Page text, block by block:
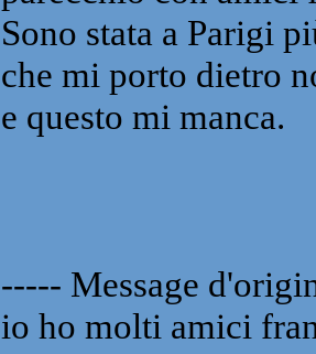
Sono stata a Parigi
che mi porto dietro
e questo mi manca.
----- Message
io ho molti amici